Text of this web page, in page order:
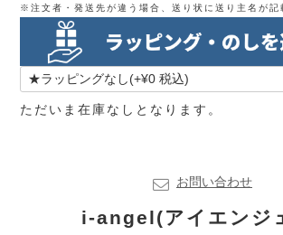
須)
※注文者・発送先が違う場合、送り状に送り主名が記
ただいま在庫なしとなります。
お問い合わせ
i-angel(アイエンジ